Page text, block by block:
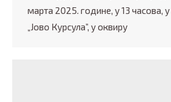
марта 2025. године, у 13 часова,
„Јово Курсула”, у оквиру